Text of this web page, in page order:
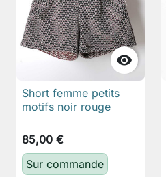

Short femme petits
motifs noir rouge
85,00 €
Sur commande